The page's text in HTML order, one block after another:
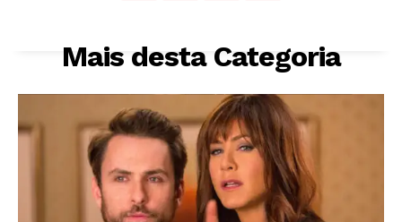
Mais desta Categoria